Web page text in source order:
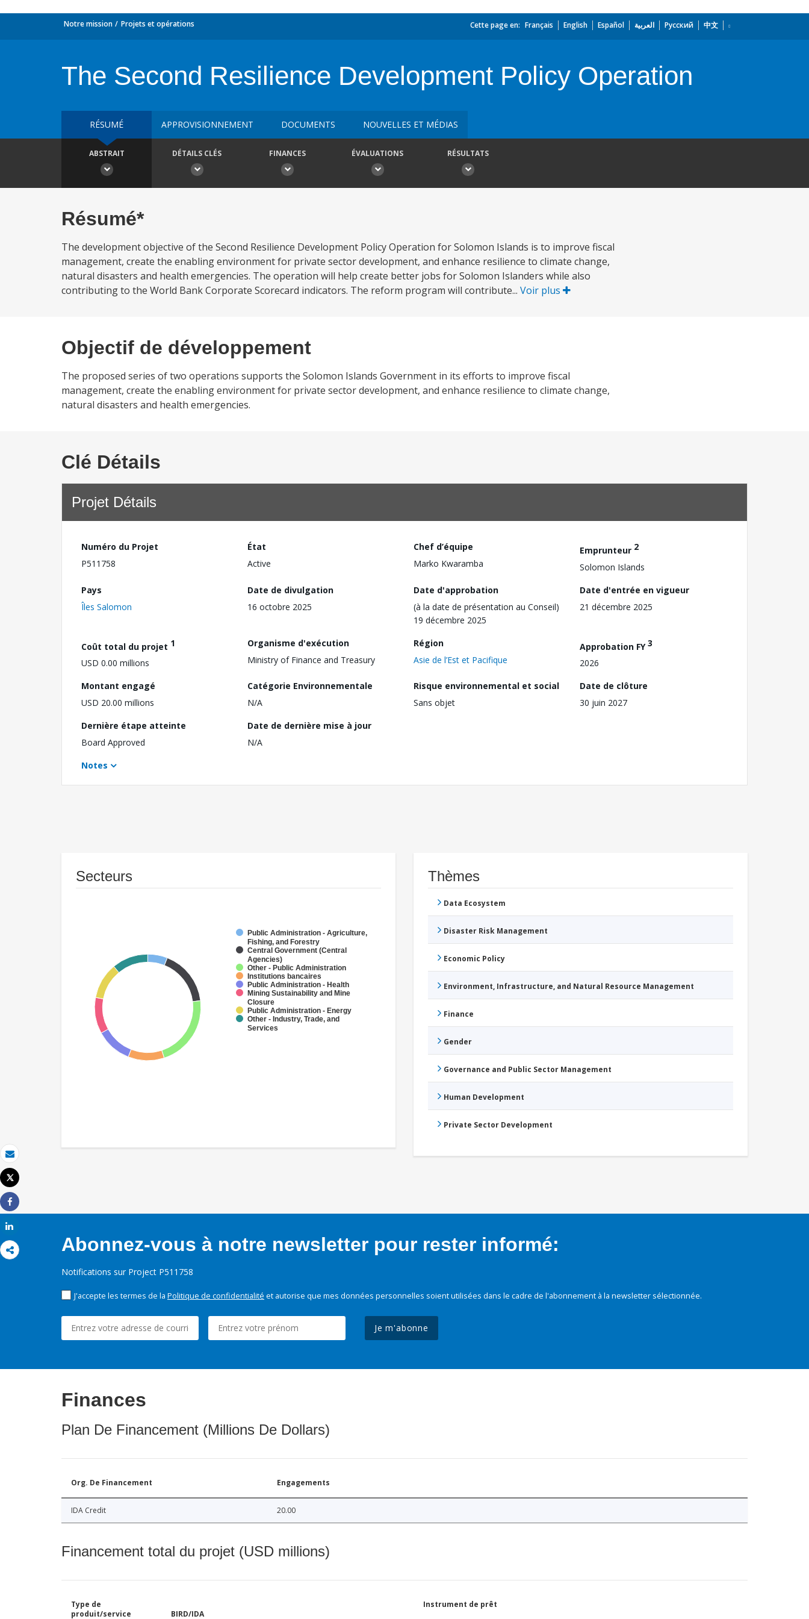
Email
Imprimer
Tweet
Share
Notre mission Projets et opérations Cette page en: Français English Español العربية Русский 中文
The Second Resilience Development Policy Operation
RÉSUMÉ APPROVISIONNEMENT DOCUMENTS NOUVELLES ET MÉDIAS
ABSTRAIT DÉTAILS CLÉS FINANCES ÉVALUATIONS RÉSULTATS
Résumé*
The development objective of the Second Resilience Development Policy Operation for Solomon Islands is to improve fiscal
management, create the enabling environment for private sector development, and enhance resilience to climate change,
natural disasters and health emergencies. The operation will help create better jobs for Solomon Islanders while also
contributing to the World Bank Corporate Scorecard indicators. The reform program will contribute... Voir plus
Objectif de développement
The proposed series of two operations supports the Solomon Islands Government in its efforts to improve fiscal
management, create the enabling environment for private sector development, and enhance resilience to climate change,
natural disasters and health emergencies.
Clé Détails
Projet Détails
Numéro du Projet
P511758
État
Active
Chef d’équipe
Marko Kwaramba
Emprunteur 2
Solomon Islands
Pays
Îles Salomon
Date de divulgation
16 octobre 2025
Date d'approbation
(à la date de présentation au Conseil)
19 décembre 2025
Date d'entrée en vigueur
21 décembre 2025
Coût total du projet 1
USD 0.00 millions
Organisme d'exécution
Ministry of Finance and Treasury
Région
Asie de l’Est et Pacifique
Approbation FY3
2026
Montant engagé
USD 20.00 millions
Catégorie Environnementale
N/A
Risque environnemental et social
Sans objet
Date de clôture
30 juin 2027
Dernière étape atteinte
Board Approved
Date de dernière mise à jour
N/A
Notes
Secteurs
Public Administration - Agriculture,
Fishing, and Forestry
Central Government (Central
Agencies)
Other - Public Administration
Institutions bancaires
Public Administration - Health
Mining Sustainability and Mine
Closure
Public Administration - Energy
Other - Industry, Trade, and
Services
Thèmes
Data Ecosystem
Disaster Risk Management
Economic Policy
Environment, Infrastructure, and Natural Resource Management
Finance
Gender
Governance and Public Sector Management
Human Development
Private Sector Development
Abonnez-vous à notre newsletter pour rester informé:
Notifications sur Project P511758
J'accepte les termes de la Politique de confidentialité et autorise que mes données personnelles soient utilisées dans le cadre de l'abonnement à la newsletter sélectionnée.
Je m'abonne
Finances
Plan De Financement (Millions De Dollars)
Org. De Financement Engagements
IDA Credit 20.00
Financement total du projet (USD millions)
Type de
produit/service
BIRD/IDA
Instrument de prêt